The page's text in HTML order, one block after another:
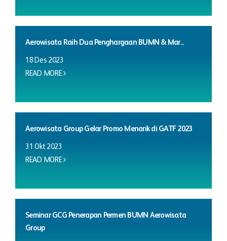
Aerowisata Raih Dua Penghargaan BUMN & Mar...
18 Des 2023
READ MORE
Aerowisata Group Gelar Promo Menarik di GATF 2023
31 Okt 2023
READ MORE
Seminar GCG Penerapan Permen BUMN Aerowisata
Group